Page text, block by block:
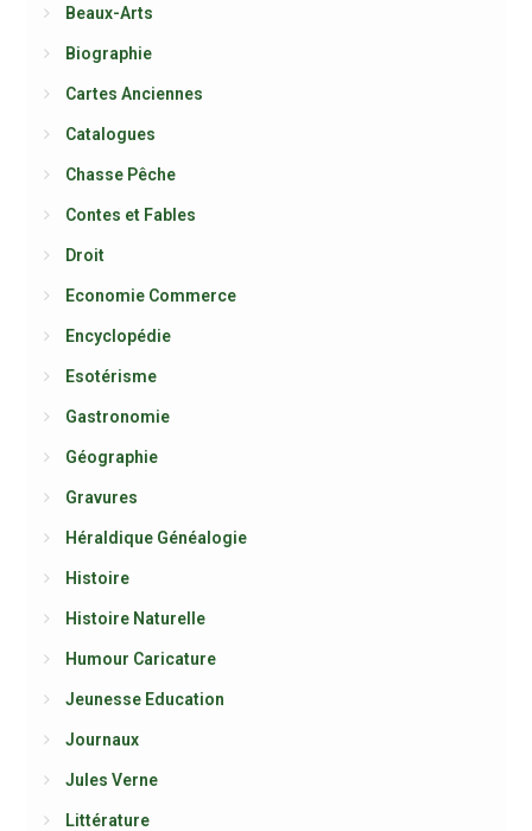
Beaux-Arts
Biographie
Cartes Anciennes
Catalogues
Chasse Pêche
Contes et Fables
Droit
Economie Commerce
Encyclopédie
Esotérisme
Gastronomie
Géographie
Gravures
Héraldique Généalogie
Histoire
Histoire Naturelle
Humour Caricature
Jeunesse Education
Journaux
Jules Verne
Littérature